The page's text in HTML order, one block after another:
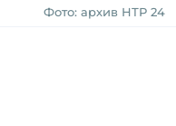
Фото: архив НТР 24